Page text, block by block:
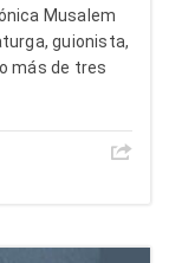
Musalem
guionista,
más de tres